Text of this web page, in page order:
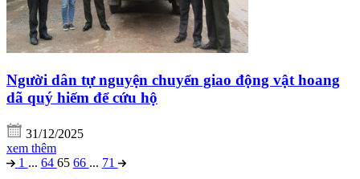
Người dân tự nguyện chuyển giao động vật hoang
dã quý hiếm để cứu hộ
31/12/2025
xem thêm
1 ... 64 65 66 ... 71